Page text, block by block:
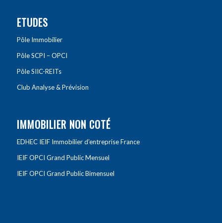
ETUDES
Pôle Immobilier
Pôle SCPI – OPCI
Pôle SIIC-REITs
Club Analyse & Prévision
IMMOBILIER NON COTÉ
EDHEC IEIF Immobilier d’entreprise France
IEIF OPCI Grand Public Mensuel
IEIF OPCI Grand Public Bimensuel